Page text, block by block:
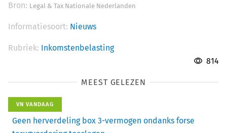
Bron: Legal & Tax Nationale Nederlanden
Informatiesoort: Nieuws
Rubriek: Inkomstenbelasting
814
MEEST GELEZEN
VN VANDAAG
Geen herverdeling box 3-vermogen ondanks forse